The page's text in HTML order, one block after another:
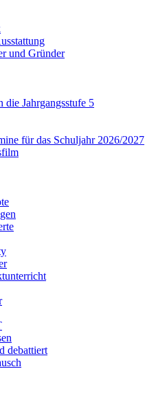
und Gründer
die Jahrgangsstufe 5
für das Schuljahr 2026/2027
debattiert